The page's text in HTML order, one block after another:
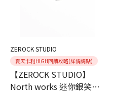
ZEROCK STUDIO
夏天卡利HIGH回饋攻略(詳情請點)
【ZEROCK STUDIO】
North works 迷你銀笑臉